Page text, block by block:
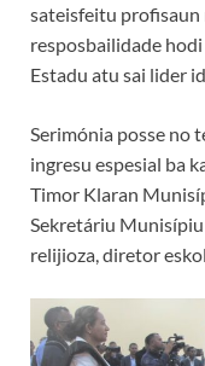
sateisfeitu profisaun
resposbailidade hodi
Estadu atu sai lider
Serimónia posse no
ingresu espesial ba
Timor Klaran
Sekretáriu
relijioza, diretor